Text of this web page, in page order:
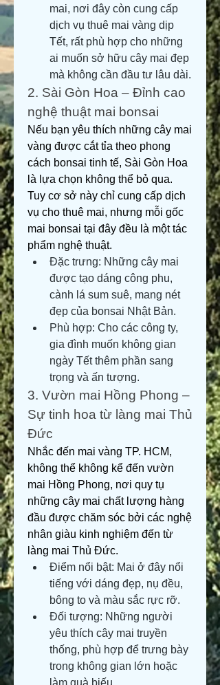
mai, nơi đây còn cung cấp
dịch vụ thuê mai vàng dịp
Tết, rất phù hợp cho những
ai muốn sở hữu cây mai đẹp
mà không cần đầu tư lâu dài.
2. Sài Gòn Hoa – Đỉnh cao
nghệ thuật mai bonsai
Nếu bạn yêu thích những cây mai
vàng được cắt tỉa theo phong
cách bonsai tinh tế, Sài Gòn Hoa
là lựa chọn không thể bỏ qua.
Tuy cơ sở này chỉ cung cấp dịch
vụ cho thuê mai, nhưng mỗi gốc
mai bonsai tại đây đều là một tác
phẩm nghệ thuật.
Đặc trưng: Những cây mai
được tạo dáng công phu,
cành lá sum suê, mang nét
đẹp của bonsai Nhật Bản.
Phù hợp: Cho các công ty,
gia đình muốn không gian
ngày Tết thêm phần sang
trọng và ấn tượng.
3. Vườn mai Hồng Phong –
Sự tinh hoa từ làng mai Thủ
Đức
Nhắc đến mai vàng TP. HCM,
không thể không kể đến vườn
mai Hồng Phong, nơi quy tụ
những cây mai chất lượng hàng
đầu được chăm sóc bởi các nghệ
nhân giàu kinh nghiệm đến từ
làng mai Thủ Đức.
Điểm nổi bật: Mai ở đây nổi
tiếng với dáng đẹp, nụ đều,
bông to và màu sắc rực rỡ.
Đối tượng: Những người
yêu thích cây mai truyền
thống, phù hợp để trưng bày
trong không gian lớn hoặc
làm quà biếu.